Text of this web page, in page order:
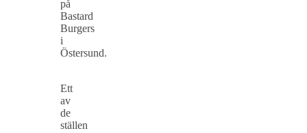
på
Bastard
Burgers
i
Östersund.
Ett
av
de
ställen